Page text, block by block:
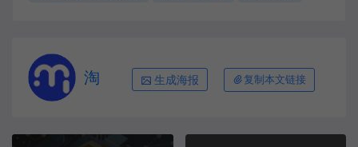
淘 生成海报 复制本文链接